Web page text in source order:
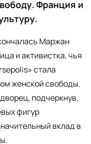
Франция и
Маржан
и активистка, чья
стала
женской свободы.
подчеркнув,
фигур
вклад в